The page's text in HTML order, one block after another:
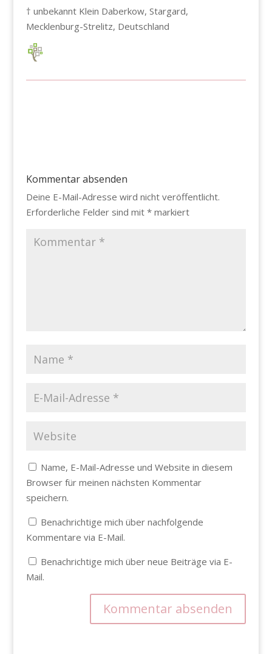
† unbekannt Klein Daberkow, Stargard,
Mecklenburg-Strelitz, Deutschland
Kommentar absenden
Deine E-Mail-Adresse wird nicht veröffentlicht.
Erforderliche Felder sind mit *markiert
Name, E-Mail-Adresse und Website in diesem
Browser für meinen nächsten Kommentar
speichern.
Benachrichtige mich über nachfolgende
Kommentare via E-Mail.
Benachrichtige mich über neue Beiträge via E-
Mail.